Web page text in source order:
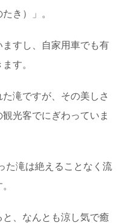
き）」。
すし、自家用車でも有
す。
滝ですが、その美しさ
光客でにぎわっていま
た滝は絶えることなく流
、なんとも涼し気で癒